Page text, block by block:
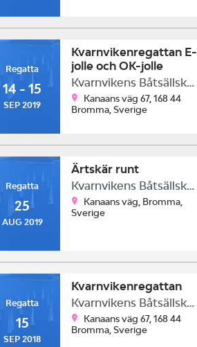
Regatta
14 - 15
SEP 2019
Kvarnvikenregattan E-
jolle och OK-jolle
Kvarnvikens Båtsällskap
Kanaans väg 67, 168 44
Bromma, Sverige
Regatta
25
AUG 2019
Ärtskär runt
Kvarnvikens Båtsällskap
Kanaans väg, Bromma,
Sverige
Regatta
15
SEP 2018
Kvarnvikenregattan
Kvarnvikens Båtsällskap
Kanaans väg 67, 168 44
Bromma, Sverige